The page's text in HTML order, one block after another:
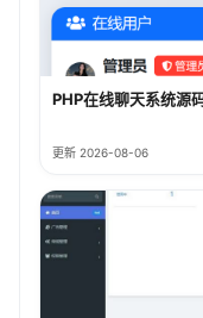
PHP在线聊天系统源
更新 2026-08-06